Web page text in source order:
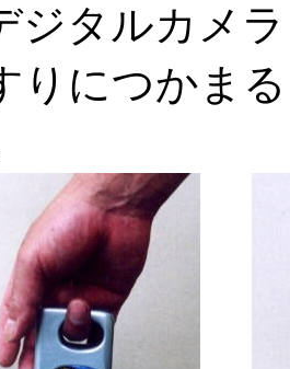
カメラを
りにつかま